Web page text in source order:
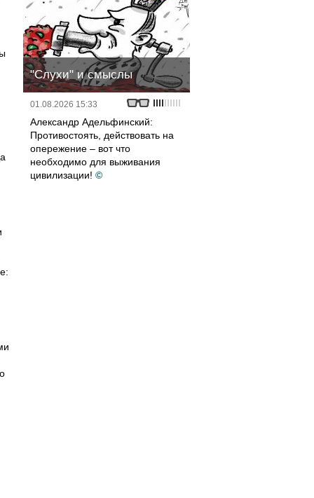
"Слухи" и смыслы
01.08.2026 15:33
Александр Адельфинский:
Противостоять, действовать на
опережение – вот что
необходимо для выживания
цивилизации! ©